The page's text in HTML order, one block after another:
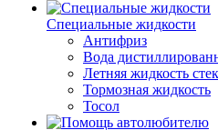
Специальные жидкости
Антифриз
Вода
Летняя жидкость
Тормозная жидкость
Тосол